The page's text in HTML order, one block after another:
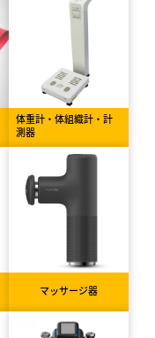
体重計・体組織計・計
測器
マッサージ器